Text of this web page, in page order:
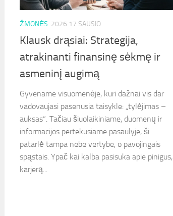
ŽMONĖS 2026 17 SAUSIO
Klausk drąsiai: Strategija,
atrakinanti finansinę sėkmę ir
asmeninį augimą
Gyvename visuomenėje, kuri dažnai vis dar
vadovaujasi pasenusia taisykle: „tylėjimas –
auksas“. Tačiau šiuolaikiniame, duomenų ir
informacijos pertekusiame pasaulyje, ši
patarlė tampa nebe vertybe, o pavojingais
spąstais. Ypač kai kalba pasisuka apie pinigus,
karjerą...